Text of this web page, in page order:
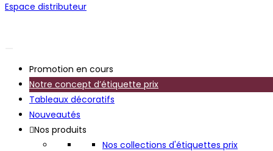
Espace distributeur
Promotion en cours
Notre concept d’étiquette prix
Tableaux décoratifs
Nouveautés
Nos produits
Nos collections d'étiquettes prix